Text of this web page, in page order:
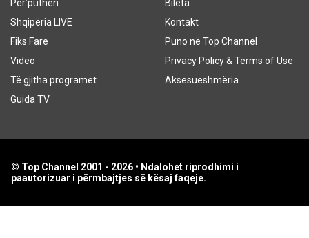
Për’puthen
Shqipëria LIVE
Fiks Fare
Video
Të gjitha programet
Guida TV
Bileta
Kontakt
Puno në Top Channel
Privacy Policy & Terms of Use
Aksesueshmëria
© Top Channel 2001 - 2026 • Ndalohet riprodhimi i
paautorizuar i përmbajtjes së kësaj faqeje.